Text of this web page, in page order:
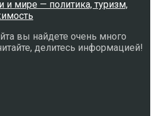
вы найдете очень много
делитесь информацией!